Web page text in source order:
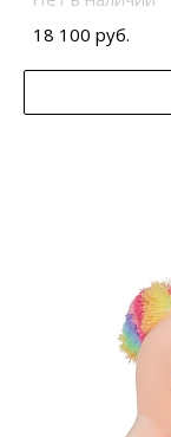
18 100 руб.